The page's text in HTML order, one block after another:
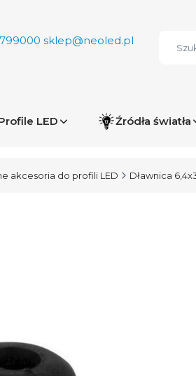
sklep@neoled.pl
LED Źródła światła
akcesoria do profili LED Dławnica